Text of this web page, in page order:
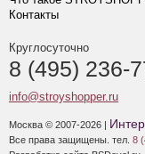
Контакты
Круглосуточно
8 (495) 236-
info@stroyshopper.ru
Москва © 2007-2026 |
Все права защищены. тел. 8